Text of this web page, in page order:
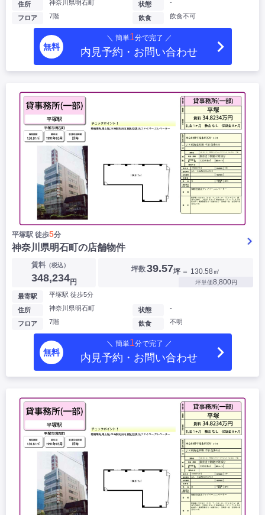
住所 神奈川県明石町
フロア 7階
状態 -
飲食 飲食不可
無料
＼ 簡単1分で完了 ／
内見予約・お問い合わせ
平塚駅 徒歩5分
神奈川県明石町の店舗物件
賃料（税込）
348,234円
坪数39.57坪 ＝ 130.58㎡
坪単価8,800円
最寄駅 平塚駅 徒歩5分
住所 神奈川県明石町
フロア 7階
状態 -
飲食 不明
無料
＼ 簡単1分で完了 ／
内見予約・お問い合わせ